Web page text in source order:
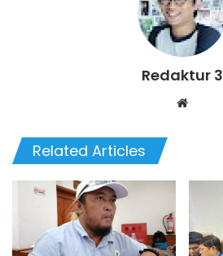
Redaktur 3
Related Articles